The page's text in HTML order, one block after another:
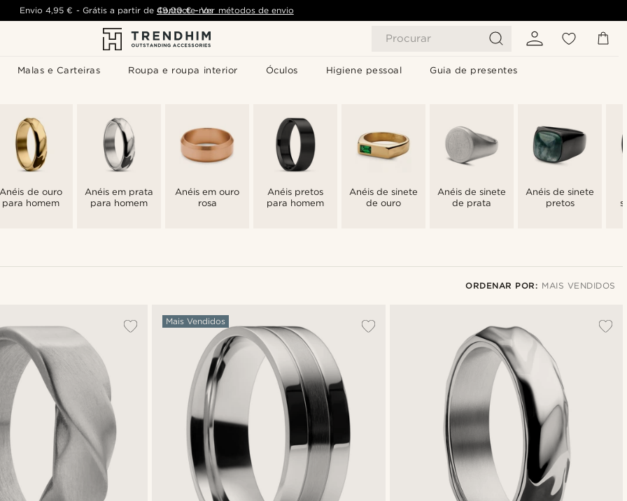
Procurar
Malas e Carteiras Roupa e roupa interior Óculos Higiene pessoal Guia de presentes
Envio 4,95 € - Grátis a partir de 49,00 € - Ver métodos de envio
Contacte-nos
Anéis de ouro
para homem
Anéis em prata
para homem
Anéis em ouro
rosa
Anéis pretos
para homem
Anéis de sinete
de ouro
Anéis de sinete
de prata
Anéis de sinete
pretos
ORDENAR POR: MAIS VENDIDOS
Novidades
Preço mais baixo
Preço mais alto
Mais Vendidos